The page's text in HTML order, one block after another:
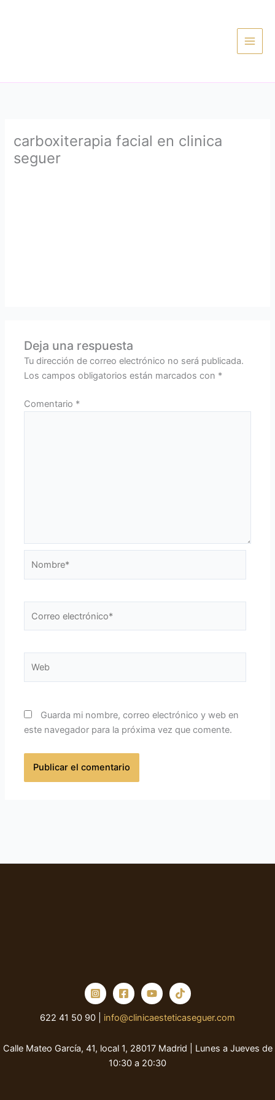
carboxiterapia facial en clinica
seguer
Deja una respuesta
Tu dirección de correo electrónico no será publicada.
Los campos obligatorios están marcados con *
Comentario *
electrónico*
Guarda mi nombre, correo electrónico y web en
este navegador para la próxima vez que comente.
622 41 50 90 | info@clinicaesteticaseguer.com
Calle Mateo García, 41, local 1, 28017 Madrid | Lunes a Jueves de
10:30 a 20:30